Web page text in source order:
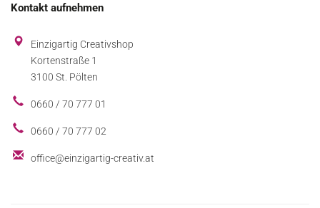
Kontakt aufnehmen
Einzigartig Creativshop
Kortenstraße 1
3100 St. Pölten
0660 / 70 777 01
0660 / 70 777 02
office@einzigartig-creativ.at